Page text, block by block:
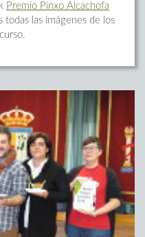
Premio Pinxo Alcachofa
todas las imágenes de los